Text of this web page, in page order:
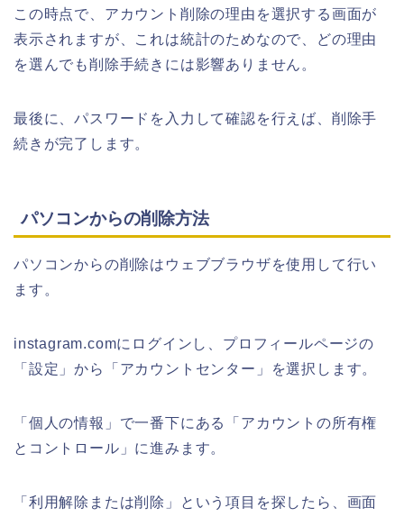
この時点で、アカウント削除の理由を選択する画面が
表示されますが、これは統計のためなので、どの理由
を選んでも削除手続きには影響ありません。
最後に、パスワードを入力して確認を行えば、削除手
続きが完了します。
パソコンからの削除方法
パソコンからの削除はウェブブラウザを使用して行い
ます。
instagram.comにログインし、プロフィールページの
「設定」から「アカウントセンター」を選択します。
「個人の情報」で一番下にある「アカウントの所有権
とコントロール」に進みます。
「利用解除または削除」という項目を探したら、画面